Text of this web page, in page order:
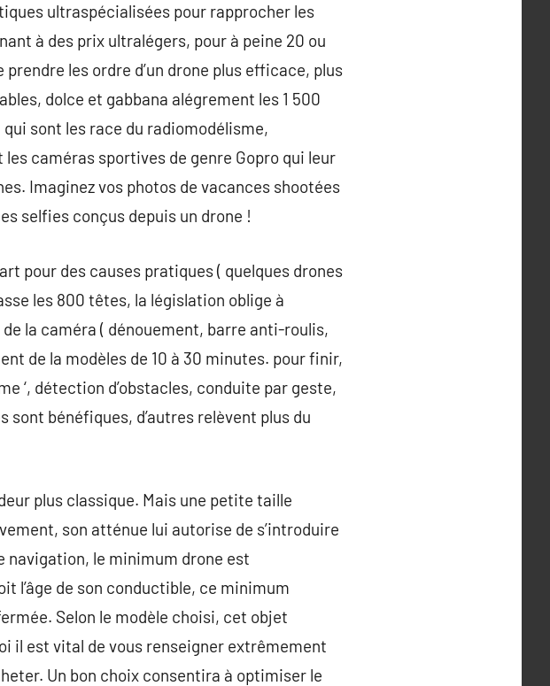
ultraspécialisées pour rapprocher les
à des prix ultralégers, pour à peine 20 ou
les ordre d’un drone plus efficace, plus
dolce et gabbana alégrement les 1 500
sont les race du radiomodélisme,
caméras sportives de genre Gopro qui leur
Imaginez vos photos de vacances shootées
selfies conçus depuis un drone !
pour des causes pratiques ( quelques drones
les 800 têtes, la législation oblige à
la caméra ( dénouement, barre anti-roulis,
de la modèles de 10 à 30 minutes. pour finir,
‘, détection d’obstacles, conduite par geste,
bénéfiques, d’autres relèvent plus du
plus classique. Mais une petite taille
son atténue lui autorise de s’introduire
navigation, le minimum drone est
l’âge de son conductible, ce minimum
Selon le modèle choisi, cet objet
il est vital de vous renseigner extrêmement
Un bon choix consentira à optimiser le